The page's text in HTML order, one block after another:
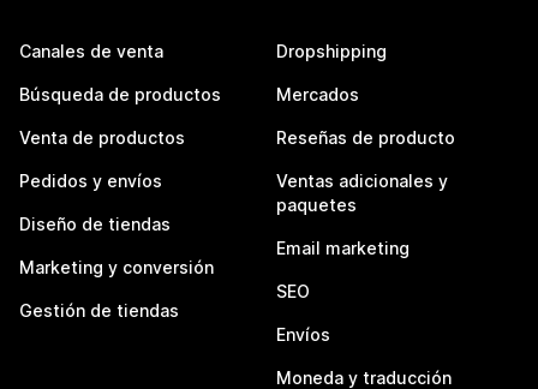
Canales de venta
Búsqueda de productos
Venta de productos
Pedidos y envíos
Diseño de tiendas
Marketing y conversión
Gestión de tiendas
Dropshipping
Mercados
Reseñas de producto
Ventas adicionales y
paquetes
Email marketing
SEO
Envíos
Moneda y traducción